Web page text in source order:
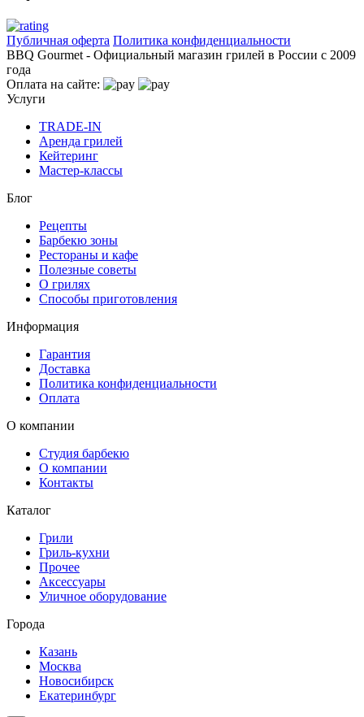
Публичная оферта Политика конфиденциальности
BBQ Gourmet - Официальный магазин грилей в России с 2009
года
Оплата на сайте:
Услуги
TRADE-IN
Аренда грилей
Кейтеринг
Мастер-классы
Блог
Рецепты
Барбекю зоны
Рестораны и кафе
Полезные советы
О грилях
Способы приготовления
Информация
Гарантия
Доставка
Политика конфиденциальности
Оплата
О компании
Студия барбекю
О компании
Контакты
Каталог
Грили
Гриль-кухни
Прочее
Аксессуары
Уличное оборудование
Города
Казань
Москва
Новосибирск
Екатеринбург